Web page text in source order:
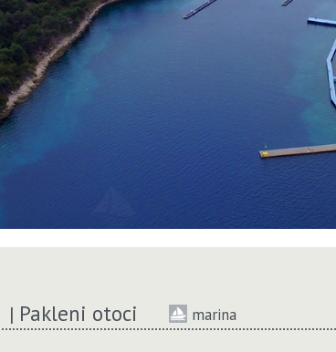
Pakleni otoci marina